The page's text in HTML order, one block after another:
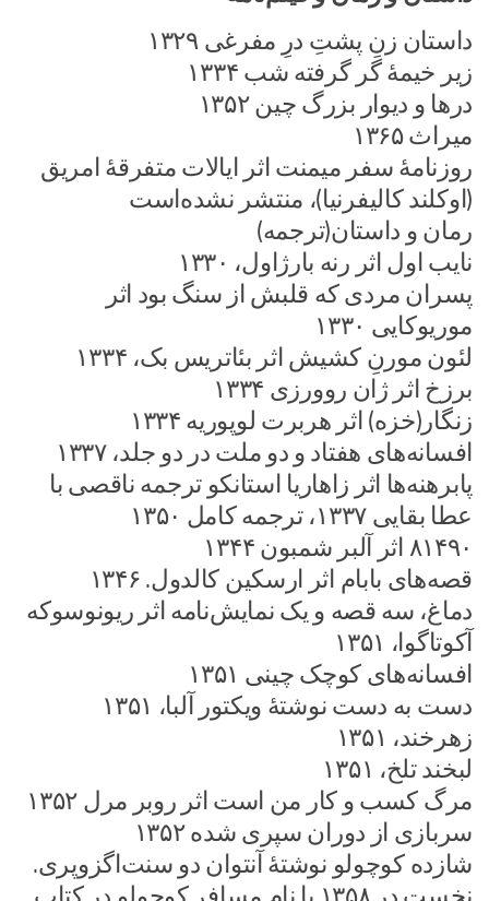
داستان زنِ پشتِ درِ مفرغی ۱۳۲۹
زیر خیمهٔ گر گرفته شب ۱۳۳۴
درها و دیوار بزرگ چین ۱۳۵۲
میراث ۱۳۶۵
روزنامهٔ سفر میمنت اثر ایالات متفرقهٔ امریق
(اوکلند کالیفرنیا)، منتشر نشده‌است
رمان و داستان(ترجمه)
نایب اول اثر رنه بارژاول، ۱۳۳۰
پسران مردی که قلبش از سنگ بود اثر
موریوکایی ۱۳۳۰
لئون مورنِ کشیش اثر بئاتریس بک، ۱۳۳۴
برزخ اثر ژان روورزی ۱۳۳۴
زنگار(خزه) اثر هربرت لوپوریه ۱۳۳۴
افسانه‌های هفتاد و دو ملت در دو جلد، ۱۳۳۷
پابرهنه‌ها اثر زاهاریا استانکو ترجمه ناقصی با
عطا بقایی ۱۳۳۷، ترجمه کامل ۱۳۵۰
۸۱۴۹۰ اثر آلبر شمبون ۱۳۴۴
قصه‌های بابام اثر ارسکین کالدول. ۱۳۴۶
دماغ، سه قصه و یک‌ نمایش‌نامه اثر ریونوسوکه
آکوتاگوا، ۱۳۵۱
افسانه‌های کوچک چینی ۱۳۵۱
دست به دست نوشتهٔ ویکتور آلبا، ۱۳۵۱
زهرخند، ۱۳۵۱
لبخند تلخ، ۱۳۵۱
مرگ کسب و کار من است اثر روبر مرل ۱۳۵۲
سربازی از دوران سپری شده ۱۳۵۲
شازده کوچولو نوشتهٔ آنتوان دو سنت‌اگزوپری.